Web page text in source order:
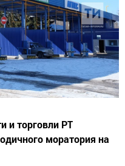
и торговли РТ
моратория на